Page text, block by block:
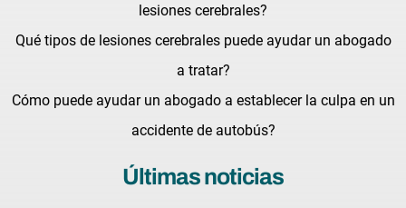
lesiones cerebrales?
Qué tipos de lesiones cerebrales puede ayudar un abogado
a tratar?
Cómo puede ayudar un abogado a establecer la culpa en un
accidente de autobús?
Últimas noticias